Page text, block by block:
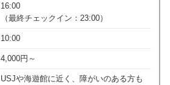
16:00
（最終チェックイン：23:00）
10:00
4,000円～
USJや海遊館に近く、障がいのある方も